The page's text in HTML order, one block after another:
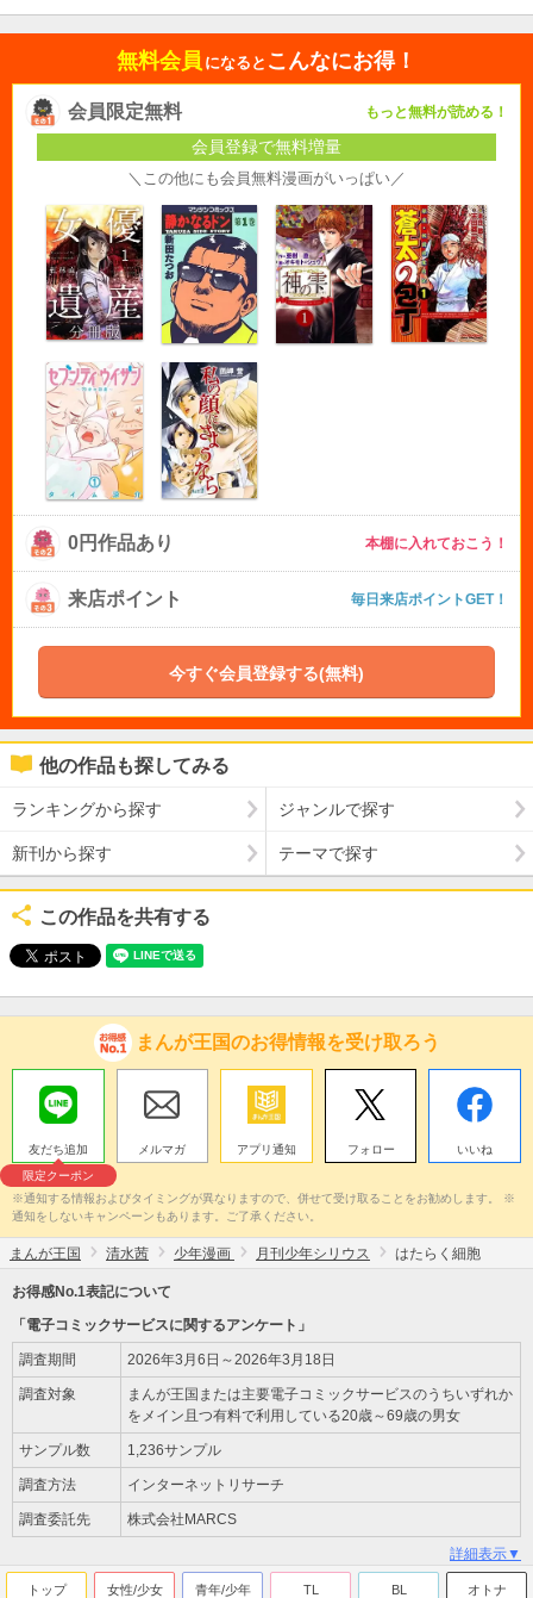
無料会員 になると こんなにお得！
会員限定無料 もっと無料が読める！
会員登録で無料増量
＼この他にも会員無料漫画がいっぱい／
0円作品あり 本棚に入れておこう！
来店ポイント 毎日来店ポイントGET！
今すぐ会員登録する(無料)
他の作品も探してみる
ランキングから探す ジャンルで探す
新刊から探す テーマで探す
この作品を共有する
まんが王国のお得情報を受け取ろう
友だち追加
限定クーポン
メルマガ アプリ通知 フォロー いいね
※通知する情報およびタイミングが異なりますので、併せて受け取ることをお勧めします。 ※
通知をしないキャンペーンもあります。ご了承ください。
まんが王国 清水茜 少年漫画 月刊少年シリウス はたらく細胞
お得感No.1表記について
「電子コミックサービスに関するアンケート」
調査期間 2026年3月6日～2026年3月18日
調査対象
まんが王国または主要電子コミックサービスのうちいずれか
をメイン且つ有料で利用している20歳～69歳の男女
サンプル数 1,236サンプル
調査方法 インターネットリサーチ
調査委託先 株式会社MARCS
詳細表示▼
トップ 女性/少女 青年/少年 TL BL オトナ